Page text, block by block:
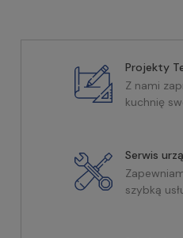
Projekty
Z nami
kuchnię
Serwis
szybką